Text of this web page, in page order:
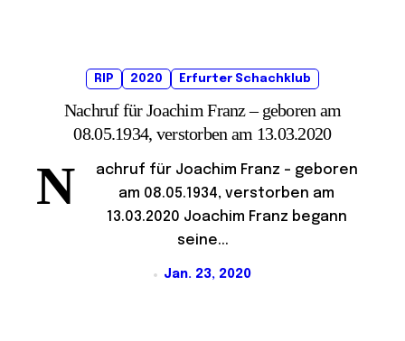
RIP 2020 Erfurter Schachklub
Nachruf für Joachim Franz – geboren am
08.05.1934, verstorben am 13.03.2020
N
achruf für Joachim Franz – geboren
am 08.05.1934, verstorben am
13.03.2020 Joachim Franz begann
seine...
Jan. 23, 2020